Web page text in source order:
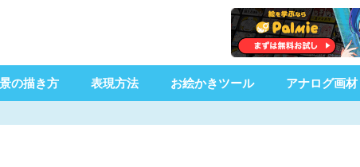
の描き方 表現方法 お絵かきツール アナログ画材